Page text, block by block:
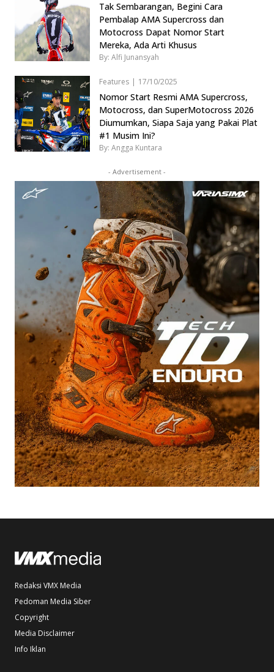
Tak Sembarangan, Begini Cara
Pembalap AMA Supercross dan
Motocross Dapat Nomor Start
Mereka, Ada Arti Khusus
By: Alfi Junansyah
Features | 17/10/2025
Nomor Start Resmi AMA Supercross,
Motocross, dan SuperMotocross 2026
Diumumkan, Siapa Saja yang Pakai Plat
#1 Musim Ini?
By: Angga Kuntara
- Advertisement -
Redaksi VMX Media
Pedoman Media Siber
Copyright
Media Disclaimer
Info Iklan